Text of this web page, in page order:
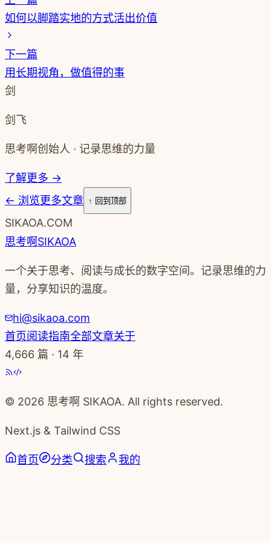
如何以脚踏实地的方式活出价值
下一篇
用长期视角，做值得的事
剑
剑飞
思考啊创始人 · 记录思维的力量
了解更多 →
← 浏览更多文章 ↑ 回到顶部
SIKAOA.COM
思考啊SIKAOA
一个关于思考、阅读与成长的数字空间。记录思维的力
量，分享知识的温度。
hi@sikaoa.com
首页阅读指南全部文章关于
4,666 篇 · 14 年
© 2026 思考啊 SIKAOA. All rights reserved.
Next.js & Tailwind CSS
首页 分类 搜索 我的